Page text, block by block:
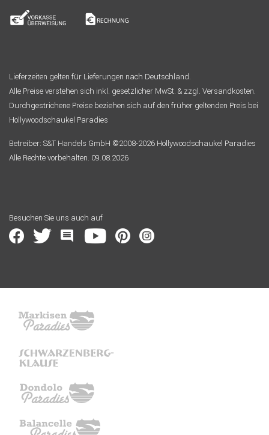
Lieferzeiten gelten für Lieferungen nach Deutschland.
Alle Preise verstehen sich inkl. gesetzlicher MwSt. & zzgl. Versandkosten.
Durchgestrichene Preise beziehen sich auf den früher geltenden Preis bei
Hollywoodschaukel Paradies
Betreiber: S&T Handels GmbH ©2008-2026 Hollywoodschaukel Paradies
Alle Rechte vorbehalten. 09.08.2026
Besuchen Sie uns auch auf